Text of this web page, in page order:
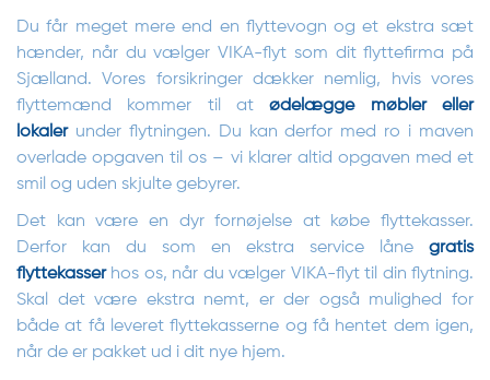
Du får meget mere end en flyttevogn og et ekstra sæt
hænder, når du vælger VIKA-flyt som dit flyttefirma på
Sjælland. Vores forsikringer dækker nemlig, hvis vores
flyttemænd kommer til atødelægge møbler eller
lokalerunder flytningen. Du kan derfor med ro i maven
overlade opgaven til os – vi klarer altid opgaven med et
smil og uden skjulte gebyrer.
Det kan være en dyr fornøjelse at købe flyttekasser.
Derfor kan du som en ekstra service låne gratis
flyttekasserhos os, når du vælger VIKA-flyt til din flytning.
Skal det være ekstra nemt, er der også mulighed for
både at få leveret flyttekasserne og få hentet dem igen,
når de er pakket ud i dit nye hjem.